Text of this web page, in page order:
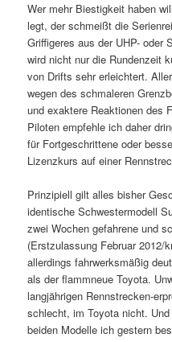
Wer mehr Biestigkeit haben
legt, der schmeißt die
Griffigeres aus der UHP- oder
wird nicht nur die Rundenzeit
von Drifts sehr erleichtert.
wegen des schmaleren
und exaktere Reaktionen des
Piloten empfehle ich daher
für Fortgeschrittene oder
Lizenzkurs auf einer
Prinzipiell gilt alles bisher
identische Schwestermodell
zwei Wochen gefahrene und
(Erstzulassung Februar 2012/
allerdings fahrwerksmäßig
als der flammneue Toyota.
langjährigen Rennstrecken-
schlecht, im Toyota nicht.
beiden Modelle ich gestern